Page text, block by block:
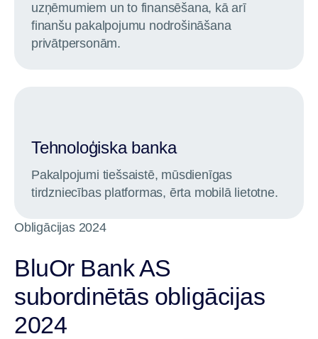
uzņēmumiem un to finansēšana, kā arī
finanšu pakalpojumu nodrošināšana
privātpersonām.
Tehnoloģiska banka
Pakalpojumi tiešsaistē, mūsdienīgas
tirdzniecības platformas, ērta mobilā lietotne.
Obligācijas 2024
BluOr Bank AS
subordinētās obligācijas
2024